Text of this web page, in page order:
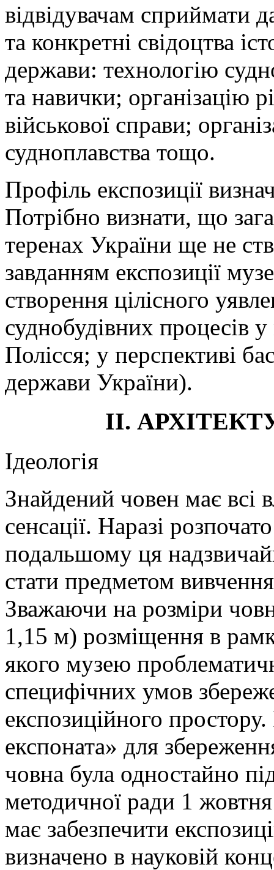
відвідувачам сприймати
та конкретні свідоцтва
держави: технологію
та навички; організацію
військової справи;
судноплавства тощо.
Профіль експозиції
Потрібно визнати, що
теренах України ще не
завданням експозиції
створення цілісного
суднобудівних процесів
Полісся; у перспективі
держави України).
ІІ.
Ідеологія
Знайдений човен має всі
сенсації. Наразі
подальшому ця
стати предметом
Зважаючи на розміри
1,15 м) розміщення в
якого музею
специфічних умов
експозиційного
експоната» для
човна була одностайно
методичної ради 1
має забезпечити
визначено в науковій